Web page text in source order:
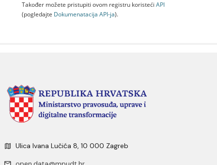
Također možete pristupiti ovom registru koristeći API
(pogledajte Dokumenаtаcijа API-jа).